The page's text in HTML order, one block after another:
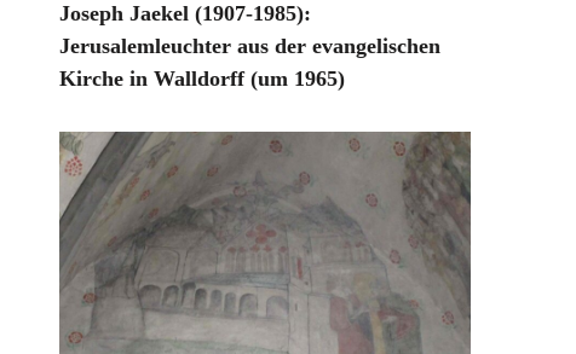
Joseph Jaekel (1907-1985):
Jerusalemleuchter aus der evangelischen
Kirche in Walldorff (um 1965)